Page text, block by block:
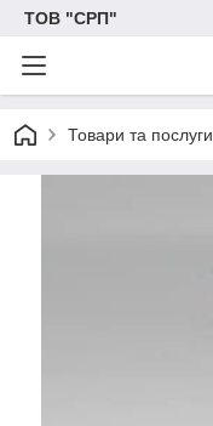
ТОВ "СРП"
Товари та послуги